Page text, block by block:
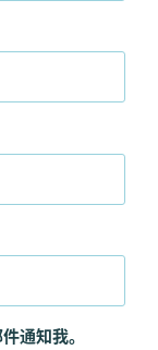
通知我。